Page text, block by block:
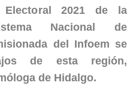
Electoral 2021 de la
Nacional de
del Infoem se
de esta región,
de Hidalgo.